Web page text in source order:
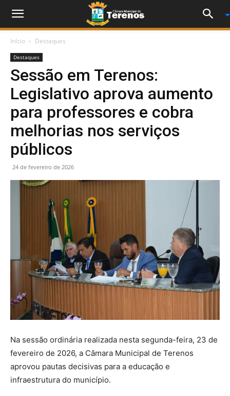
Início Destaques
Destaques
Sessão em Terenos:
Legislativo aprova aumento
para professores e cobra
melhorias nos serviços
públicos
24 de fevereiro de 2026
Na sessão ordinária realizada nesta segunda-feira, 23 de
fevereiro de 2026, a Câmara Municipal de Terenos
aprovou pautas decisivas para a educação e
infraestrutura do município.